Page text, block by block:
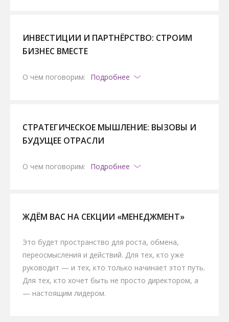
ИНВЕСТИЦИИ И ПАРТНЁРСТВО: СТРОИМ
БИЗНЕС ВМЕСТЕ
О чем поговорим: Подробнее
СТРАТЕГИЧЕСКОЕ МЫШЛЕНИЕ: ВЫЗОВЫ И
БУДУЩЕЕ ОТРАСЛИ
О чем поговорим: Подробнее
ЖДЁМ ВАС НА СЕКЦИИ «МЕНЕДЖМЕНТ»
Это будет пространство для роста, обмена,
переосмысления и действий. Для тех, кто уже
руководит — и тех, кто только начинает этот путь.
Для тех, кто хочет быть не просто директором, а
— настоящим лидером.